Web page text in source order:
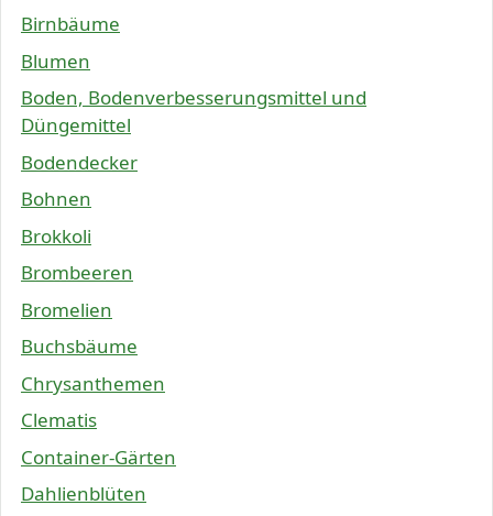
Birnbäume
Blumen
Boden, Bodenverbesserungsmittel und
Düngemittel
Bodendecker
Bohnen
Brokkoli
Brombeeren
Bromelien
Buchsbäume
Chrysanthemen
Clematis
Container-Gärten
Dahlienblüten